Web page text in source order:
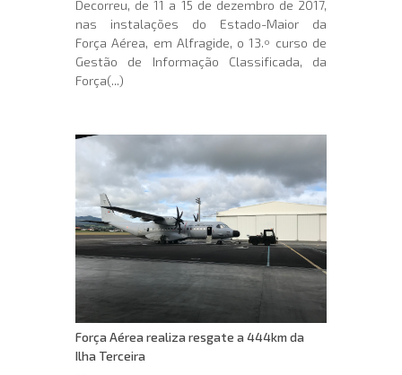
Decorreu, de 11 a 15 de dezembro de 2017,
nas instalações do Estado-Maior da
Força Aérea, em Alfragide, o 13.º curso de
Gestão de Informação Classificada, da
Força(...)
Força Aérea realiza resgate a 444km da
Ilha Terceira